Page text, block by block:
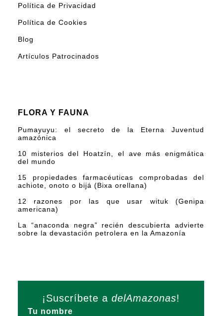
Política de Privacidad
Política de Cookies
Blog
Artículos Patrocinados
FLORA Y FAUNA
Pumayuyu: el secreto de la Eterna Juventud
amazónica
10 misterios del Hoatzín, el ave más enigmática
del mundo
15 propiedades farmacéuticas comprobadas del
achiote, onoto o bijá (Bixa orellana)
12 razones por las que usar wituk (Genipa
americana)
La “anaconda negra” recién descubierta advierte
sobre la devastación petrolera en la Amazonía
¡Suscríbete a delAmazonas!
Tu nombre